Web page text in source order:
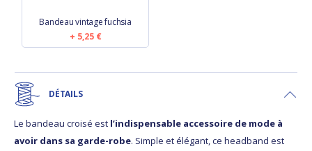
Bandeau vintage fuchsia
5,25 €
DÉTAILS
Le bandeau croisé est l’indispensable accessoire de mode à
avoir dans sa garde-robe. Simple et élégant, ce headband est